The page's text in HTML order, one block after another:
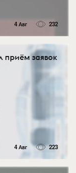
4 Авг 232
приём заявок
4 Авг 223